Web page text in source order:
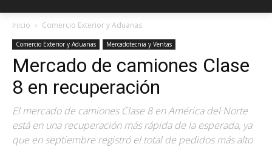
Inicio Comercio Exterior y Aduanas
Comercio Exterior y Aduanas Mercadotecnia y Ventas
Mercado de camiones Clase
8 en recuperación
El mercado de camiones Clase 8 en América del Norte
está en una recuperación más rápida de la esperada, ya
que en septiembre registró el total de pedidos más alto